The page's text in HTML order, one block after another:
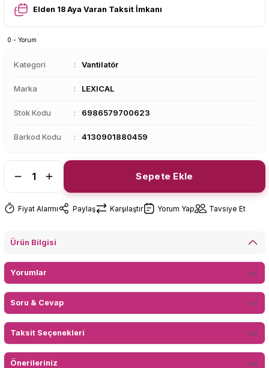
Elden 18 Aya Varan Taksit İmkanı
0 - Yorum
Kategori Vantilatör
Marka LEXICAL
Stok Kodu 6986579700623
Barkod Kodu 4130901880459
Sepete Ekle
Fiyat Alarmı Paylaş Karşılaştır Yorum Yap Tavsiye Et
Ürün Bilgisi
Yorumlar
Soru & Cevap
Taksit Seçenekleri
Önerileriniz